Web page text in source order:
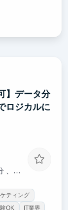
】データ分
ロジカルに
4分
ティング
OK IT業界